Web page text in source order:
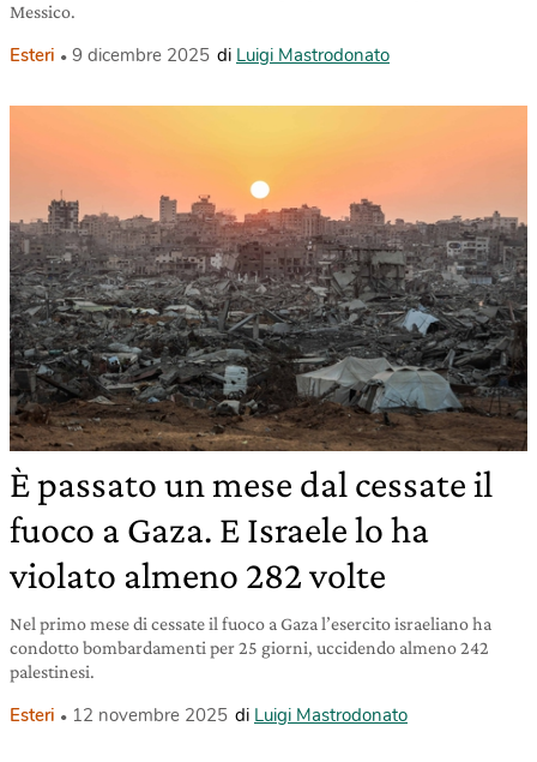
Messico.
Esteri 9 dicembre 2025 di Luigi Mastrodonato
È passato un mese dal cessate il
fuoco a Gaza. E Israele lo ha
violato almeno 282 volte
Nel primo mese di cessate il fuoco a Gaza l’esercito israeliano ha
condotto bombardamenti per 25 giorni, uccidendo almeno 242
palestinesi.
Esteri 12 novembre 2025 di Luigi Mastrodonato